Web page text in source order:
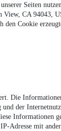
Seiten
CA 94043,
Cookie
Die
der
Informationen
mit